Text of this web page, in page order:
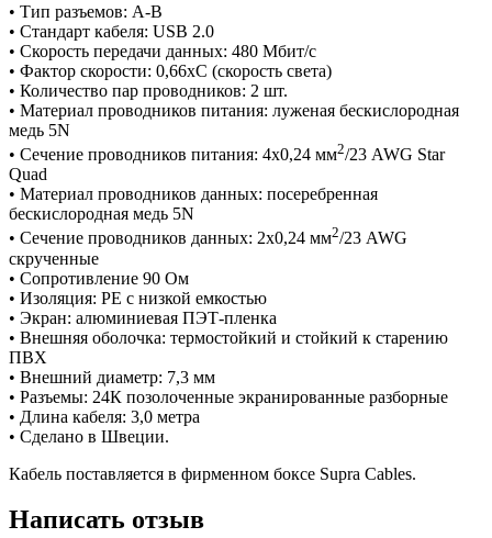
• Тип разъемов: A-B
• Стандарт кабеля: USB 2.0
• Скорость передачи данных: 480 Мбит/с
• Фактор скорости: 0,66xC (скорость света)
• Количество пар проводников: 2 шт.
• Материал проводников питания: луженая бескислородная
медь 5N
• Сечение проводников питания: 4x0,24 мм2/23 AWG Star
Quad
• Материал проводников данных: посеребренная
бескислородная медь 5N
• Сечение проводников данных: 2x0,24 мм2/23 AWG
скрученные
• Сопротивление 90 Ом
• Изоляция: PE с низкой емкостью
• Экран: алюминиевая ПЭТ-пленка
• Внешняя оболочка: термостойкий и стойкий к старению
ПВХ
• Внешний диаметр: 7,3 мм
• Разъемы: 24К позолоченные экранированные разборные
• Длина кабеля: 3,0 метра
• Сделано в Швеции.
Кабель поставляется в фирменном боксе Supra Cables.
Написать отзыв